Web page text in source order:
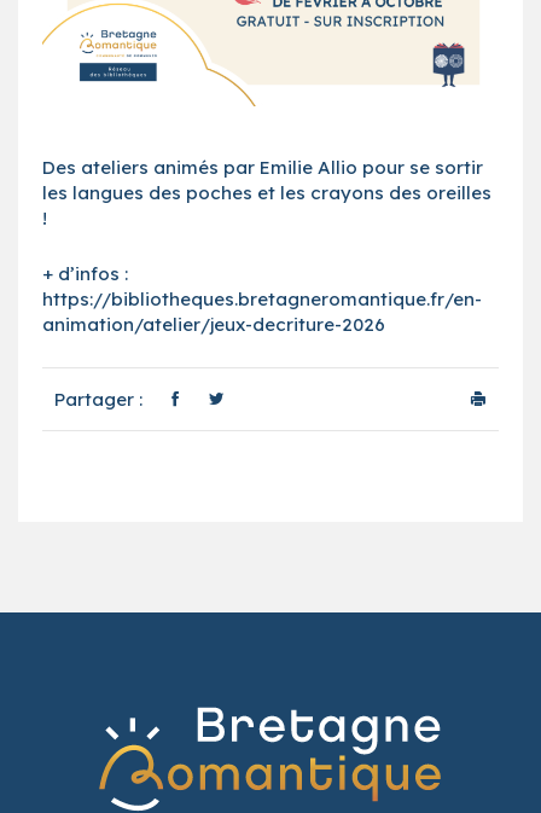
Des ateliers animés par Emilie Allio pour se sortir
les langues des poches et les crayons des oreilles
!
+ d’infos :
https://bibliotheques.bretagneromantique.fr/en-
animation/atelier/jeux-decriture-2026
Partager :